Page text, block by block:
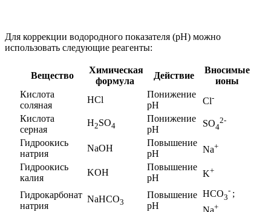
Для коррекции водородного показателя (рН) можно
использовать следующие реагенты:
Вещество
Химическая
формула
Действие
Вносимые
ионы
Кислота
соляная
HCl
Понижение
рН
Cl-
Кислота
серная
H2SO4
Понижение
рН
SO4
2-
Гидроокись
натрия
NaOH
Повышение
рН
Na+
Гидроокись
калия
KOH
Повышение
рН
K+
Гидрокарбонат
натрия
NaHCO3
Повышение
рН
HCO3
- ;
Na+